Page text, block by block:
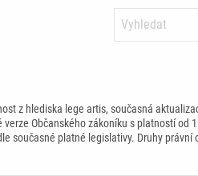
z hlediska lege artis, současná
Občanského zákoníku s platností
současné platné legislativy. Druhy právní